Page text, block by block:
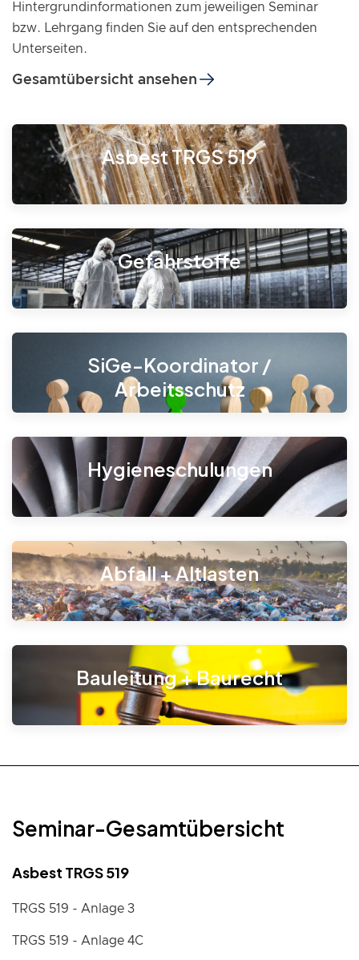
Hintergrundinformationen zum jeweiligen Seminar
bzw. Lehrgang finden Sie auf den entsprechenden
Unterseiten.
Gesamtübersicht ansehen
Asbest TRGS 519
Gefahrstoffe
SiGe-Koordinator /
Arbeitsschutz
Hygieneschulungen
Abfall + Altlasten
Bauleitung + Baurecht
Seminar-Gesamtübersicht
Asbest TRGS 519
TRGS 519 - Anlage 3
TRGS 519 - Anlage 4C